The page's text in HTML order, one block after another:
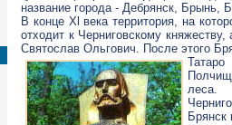
название города - Дебрянск, Брынь,
В конце Xl века территория, на
отходит к Черниговскому
Святослав Ольгович. После этого
леса.
Брянск